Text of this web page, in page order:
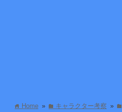
home Home » folder キャラクター考察 » folder